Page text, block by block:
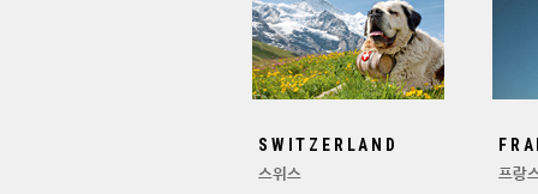
SWITZERLAND
스위스 프랑